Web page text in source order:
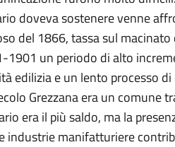
doveva sostenere venne
del 1866, tassa sul
1901 un periodo di alto
edilizia e un lento processo
Grezzana era un comune
era il più saldo, ma la
industrie manifatturiere